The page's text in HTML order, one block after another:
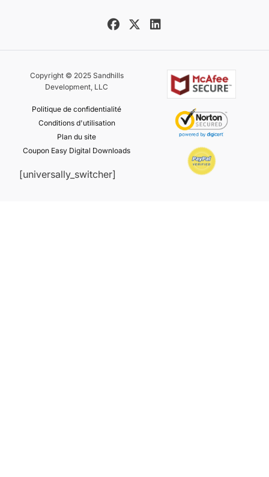
Copyright © 2025 Sandhills
Development, LLC
Politique de confidentialité
Conditions d'utilisation
Plan du site
Coupon Easy Digital Downloads
[universally_switcher]